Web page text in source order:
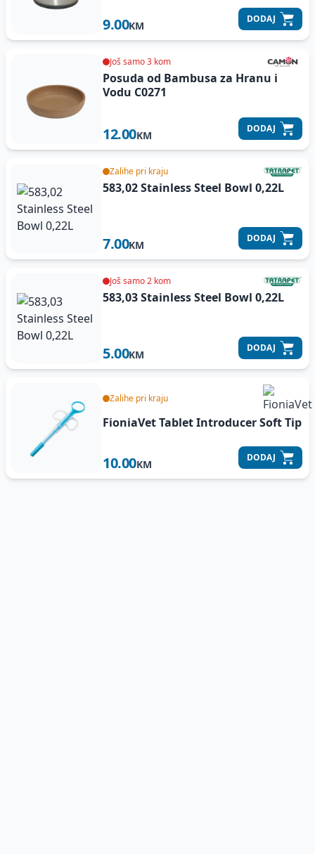
9.00KM
DODAJ
Još samo 3 kom
Posuda od Bambusa za Hranu i
Vodu C0271
12.00KM
DODAJ
Zalihe pri kraju
583,02 Stainless Steel Bowl 0,22L
7.00KM
DODAJ
Još samo 2 kom
583,03 Stainless Steel Bowl 0,22L
5.00KM
DODAJ
Zalihe pri kraju
FioniaVet Tablet Introducer Soft Tip
10.00KM
DODAJ